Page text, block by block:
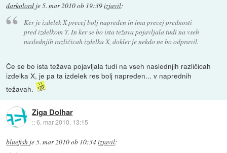
darkolord je5. mar 2010 ob 19:39izjavil:
Ker je izdelek X precej bolj napreden in ima precej prednosti
pred izdelkom Y. In ker se bo ista težava pojavljala tudi na vseh
naslednjih različicah izdelka X, dokler je nekdo ne bo odpravil.
Če se bo ista težava pojavljala tudi na vseh naslednjih različicah
izdelka X, je pa ta izdelek res bolj napreden... v naprednih
težavah.
Ziga Dolhar
::6. mar 2010, 13:15
bluefish je5. mar 2010 ob 10:34izjavil: